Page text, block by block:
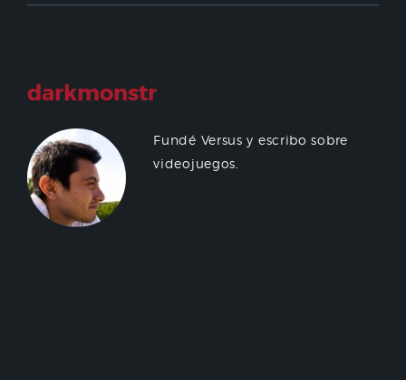
darkmonstr
Fundé Versus y escribo sobre
videojuegos.